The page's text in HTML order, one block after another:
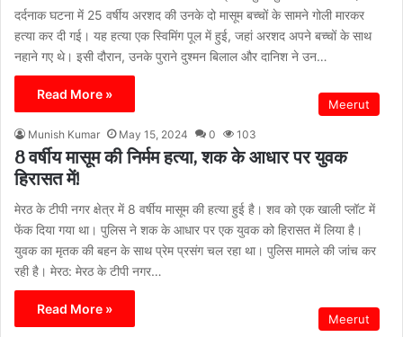
दर्दनाक घटना में 25 वर्षीय अरशद की उनके दो मासूम बच्चों के सामने गोली मारकर
हत्या कर दी गई। यह हत्या एक स्विमिंग पूल में हुई, जहां अरशद अपने बच्चों के साथ
नहाने गए थे। इसी दौरान, उनके पुराने दुश्मन बिलाल और दानिश ने उन…
Read More »
Meerut
Munish Kumar May 15, 2024 0 103
8 वर्षीय मासूम की निर्मम हत्या, शक के आधार पर युवक
हिरासत में!
मेरठ के टीपी नगर क्षेत्र में 8 वर्षीय मासूम की हत्या हुई है। शव को एक खाली प्लॉट में
फेंक दिया गया था। पुलिस ने शक के आधार पर एक युवक को हिरासत में लिया है।
युवक का मृतक की बहन के साथ प्रेम प्रसंग चल रहा था। पुलिस मामले की जांच कर
रही है। मेरठ: मेरठ के टीपी नगर…
Read More »
Meerut